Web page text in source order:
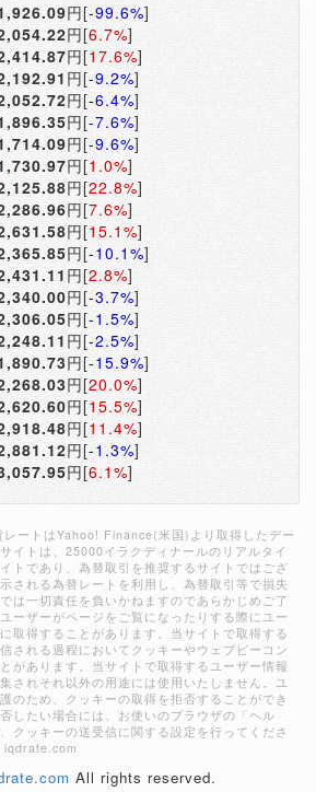
円[-99.6%]
円[6.7%]
円[17.6%]
円[-9.2%]
円[-6.4%]
円[-7.6%]
円[-9.6%]
円[1.0%]
円[22.8%]
円[7.6%]
円[15.1%]
円[-10.1%]
円[2.8%]
円[-3.7%]
円[-1.5%]
円[-2.5%]
円[-15.9%]
円[20.0%]
円[15.5%]
円[11.4%]
円[-1.3%]
円[6.1%]
ートはYahoo! Finance(米国)より取得したデー
イトは、25000イラクディナールのリアルタイ
トであり、為替取引を推奨するサイトではござ
される為替レートを利用し、為替取引等で損失
は一切責任を負いかねますのであらかじめご了
ーザーがページをご覧になったりする際にユー
取得することがあります。当サイトで取得する
される過程においてクッキーやウェブビーコン
があります。当サイトで取得するユーザー情報
されそれ以外の用途には使用いたしません。ユ
のため、クッキーの取得を拒否することができ
したい場合には、お使いのブラウザの「ヘル
クッキーの送受信に関する設定を行ってくださ
iqdrate.com
All rights reserved.